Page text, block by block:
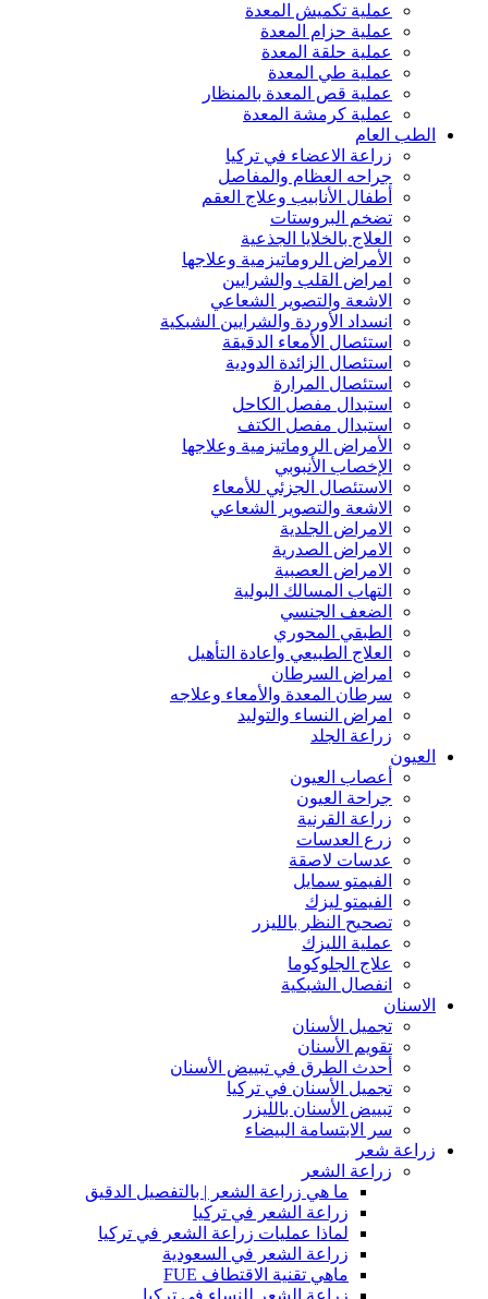
عملية تكميش المعدة
عملية حزام المعدة
عملية حلقة المعدة
عملية طي المعدة
عملية قص المعدة بالمنظار
عملية كرمشة المعدة
الطب العام
زراعة الاعضاء في تركيا
جراحه العظام والمفاصل
أطفال الأنابيب وعلاج العقم
تضخم البروستات
العلاج بالخلايا الجذعية
الأمراض الروماتيزمية وعلاجها
امراض القلب والشرايين
الاشعة والتصوير الشعاعي
انسداد الأوردة والشرايين الشبكية
استئصال الأمعاء الدقيقة
استئصال الزائدة الدودية
استئصال المرارة
استبدال مفصل الكاحل
استبدال مفصل الكتف
الأمراض الروماتيزمية وعلاجها
الإخصاب الأنبوبي
الاستئصال الجزئي للأمعاء
الاشعة والتصوير الشعاعي
الامراض الجلدية
الامراض الصدرية
الامراض العصبية
التهاب المسالك البولية
الضعف الجنسي
الطبقي المحوري
العلاج الطبيعي واعادة التأهيل
امراض السرطان
سرطان المعدة والأمعاء وعلاجه
امراض النساء والتوليد
زراعة الجلد
العيون
أعصاب العيون
جراحة العيون
زراعة القرنية
زرع العدسات
عدسات لاصقة
الفيمتو سمايل
الفيمتو ليزك
تصحيح النظر بالليزر
عملية الليزك
علاج الجلوكوما
انفصال الشبكية
الاسنان
تجميل الأسنان
تقويم الأسنان
أحدث الطرق في تبييض الأسنان
تجميل الأسنان في تركيا
تبييض الأسنان بالليزر
سر الابتسامة البيضاء
زراعة شعر
زراعة الشعر
ما هي زراعة الشعر | بالتفصيل الدقيق
زراعة الشعر في تركيا
لماذا عمليات زراعة الشعر في تركيا
زراعة الشعر في السعودية
ماهي تقنية الاقتطاف FUE
زراعة الشعر للنساء في تركيا